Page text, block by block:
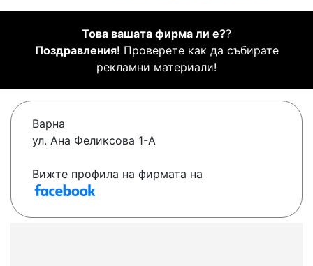
Това вашата фирма ли е??
Поздравления! Проверете как да събирате
рекламни материали!
Варна
ул. Ана Феликсова 1-А
Вижте профила на фирмата на